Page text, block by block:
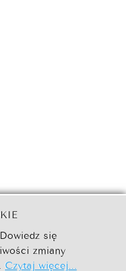
BY-NC-ND
pliki
się
zmiany
Czytaj więcej...